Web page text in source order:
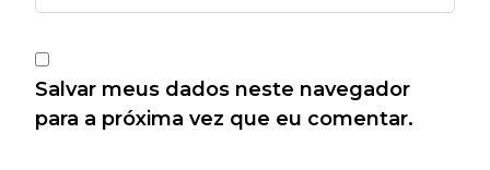
Salvar meus dados neste navegador
para a próxima vez que eu comentar.